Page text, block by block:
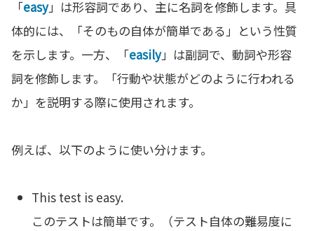
「easy」は形容詞であり、主に名詞を修飾します。具
体的には、「そのもの自体が簡単である」という性質
を示します。一方、「easily」は副詞で、動詞や形容
詞を修飾します。「行動や状態がどのように行われる
か」を説明する際に使用されます。
例えば、以下のように使い分けます。
This test is easy.
このテストは簡単です。（テスト自体の難易度に